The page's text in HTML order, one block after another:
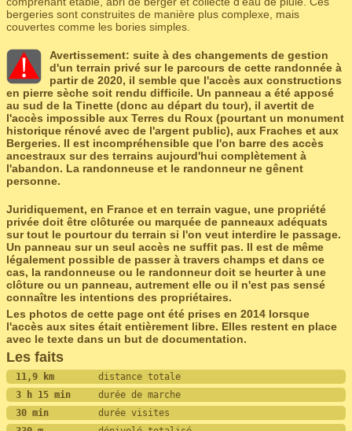
bergeries sont construites de manière plus complexe, mais
couvertes comme les bories simples.
Avertissement: suite à des changements de gestion
d'un terrain privé sur le parcours de cette randonnée à
partir de 2020, il semble que l'accès aux constructions
en pierre sèche soit rendu difficile. Un panneau a été apposé
au sud de la Tinette (donc au départ du tour), il avertit de
l'accès impossible aux Terres du Roux (pourtant un monument
historique rénové avec de l'argent public), aux Fraches et aux
Bergeries. Il est incompréhensible que l'on barre des accès
ancestraux sur des terrains aujourd'hui complètement à
l'abandon. La randonneuse et le randonneur ne gênent
personne.
Juridiquement, en France et en terrain vague, une propriété
privée doit être clôturée ou marquée de panneaux adéquats
sur tout le pourtour du terrain si l'on veut interdire le passage.
Un panneau sur un seul accès ne suffit pas. Il est de même
légalement possible de passer à travers champs et dans ce
cas, la randonneuse ou le randonneur doit se heurter à une
clôture ou un panneau, autrement elle ou il n'est pas sensé
connaître les intentions des propriétaires.
Les photos de cette page ont été prises en 2014 lorsque
l'accès aux sites était entièrement libre. Elles restent en place
avec le texte dans un but de documentation.
Les faits
11,9 km distance totale
3 h 15 min durée de marche
30 min durée visites